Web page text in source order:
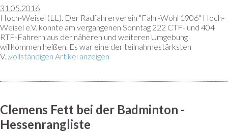
31.05.2016
Hoch-Weisel (LL). Der Radfahrerverein "Fahr-Wohl 1906" Hoch-
Weisel e.V. konnte am vergangenen Sonntag 222 CTF- und 404
RTF-Fahrern aus der näheren und weiteren Umgebung
willkommen heißen. Es war eine der teilnahmestärksten
V...vollständigen Artikel anzeigen
Clemens Fett bei der Badminton -
Hessenrangliste